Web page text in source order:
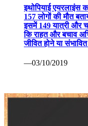
इथोपियाई एयरलाइंस
157 लोगों की मौत
इसमें 149 यात्री
कि राहत और बचाव
जीवित होने या
—03/10/2019